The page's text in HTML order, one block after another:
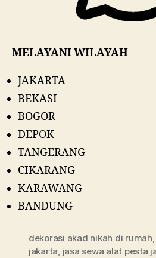
MELAYANI WILAYAH
JAKARTA
BEKASI
BOGOR
DEPOK
TANGERANG
CIKARANG
KARAWANG
BANDUNG
dekorasi akad nikah di rumah,
jakarta, jasa sewa alat pesta